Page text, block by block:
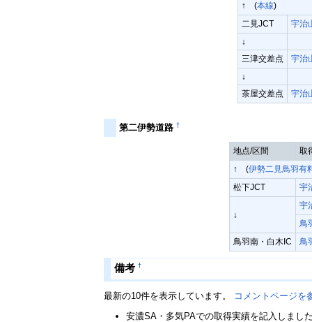
↑ (本線)
二見JCT
宇治
↓
三津交差点
宇治
↓
茶屋交差点
宇治
第二伊勢道路 †
地点/区間
取
↑ (伊勢二見鳥羽有
松下JCT
宇
↓
宇
鳥
鳥羽南・白木IC
鳥
備考 †
最新の10件を表示しています。
コメントページを
安濃SA・多気PAでの取得実績を記入しまし